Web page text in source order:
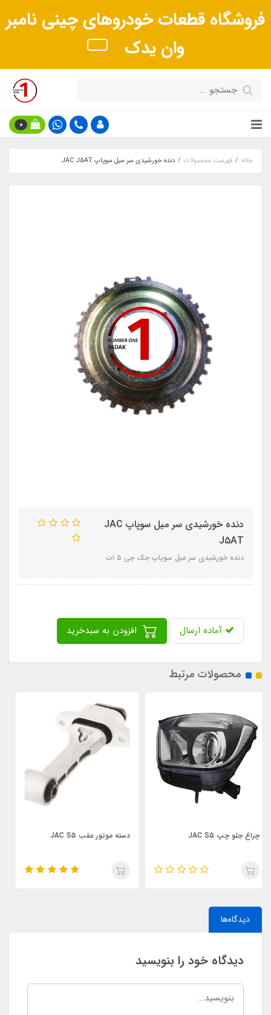
فروشگاه قطعات خودروهای چینی نامبر
وان یدک
0
خانه فهرست محصولات دنده خورشیدی سر میل سوپاپ JAC J5AT
دنده خورشیدی سر میل سوپاپ JAC
J5AT
دنده خورشیدی سر میل سوپاپ جک جی ٥ ات
آماده ارسال
محصولات مرتبط
دسته موتور عقب JAC S5 نگهدارنده سپر جلو چپ JAC S5
دیدگاه‌ها
دیدگاه خود را بنویسید